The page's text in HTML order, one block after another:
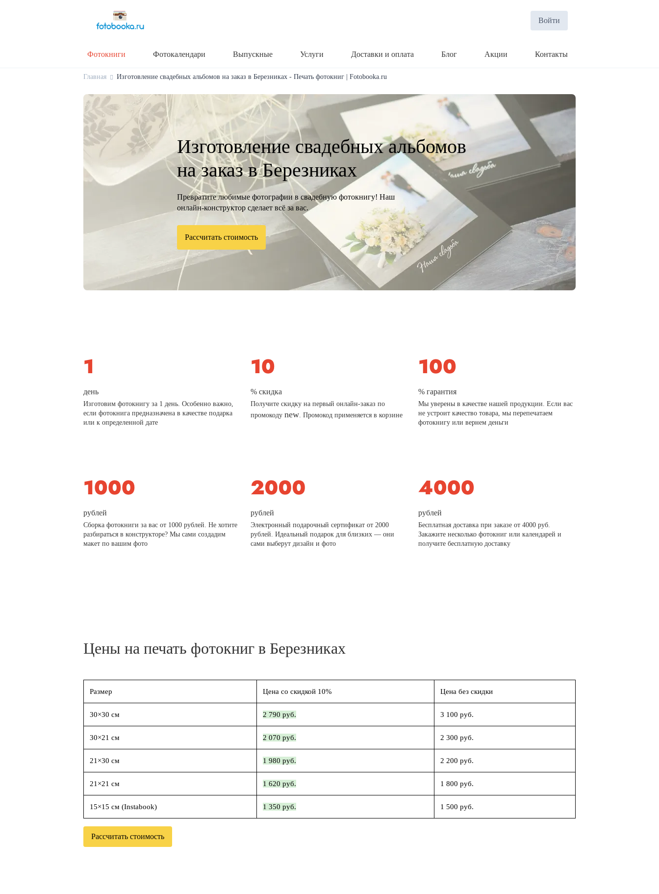
Войти
Фотокниги Фотокалендари Выпускные Услуги Доставки и оплата Блог Акции Контакты
Главная Изготовление свадебных альбомов на заказ в Березниках - Печать фотокниг | Fotobooka.ru
Изготовление свадебных альбомов
на заказ в Березниках
Превратите любимые фотографии в свадебную фотокнигу! Наш
онлайн-конструктор сделает всё за вас.
Рассчитать стоимость
день
Изготовим фотокнигу за 1 день. Особенно важно,
если фотокнига предназначена в качестве подарка
или к определенной дате
% скидка
Получите скидку на первый онлайн-заказ по
промокодуnew . Промокод применяется в корзине
% гарантия
Мы уверены в качестве нашей продукции. Если вас
не устроит качество товара, мы перепечатаем
фотокнигу или вернем деньги
рублей
Сборка фотокниги за вас от 1000 рублей. Не хотите
разбираться в конструкторе? Мы сами создадим
макет по вашим фото
рублей
Электронный подарочный сертификат от 2000
рублей. Идеальный подарок для близких — они
сами выберут дизайн и фото
рублей
Бесплатная доставка при заказе от 4000 руб.
Закажите несколько фотокниг или календарей и
получите бесплатную доставку
Цены на печать фотокниг в Березниках
Размер Цена со скидкой 10% Цена без скидки
30×30 см 2 790 руб. 3 100 руб.
30×21 см 2 070 руб. 2 300 руб.
21×30 см 1 980 руб. 2 200 руб.
21×21 см 1 620 руб. 1 800 руб.
15×15 см (Instabook) 1 350 руб. 1 500 руб.
Рассчитать стоимость